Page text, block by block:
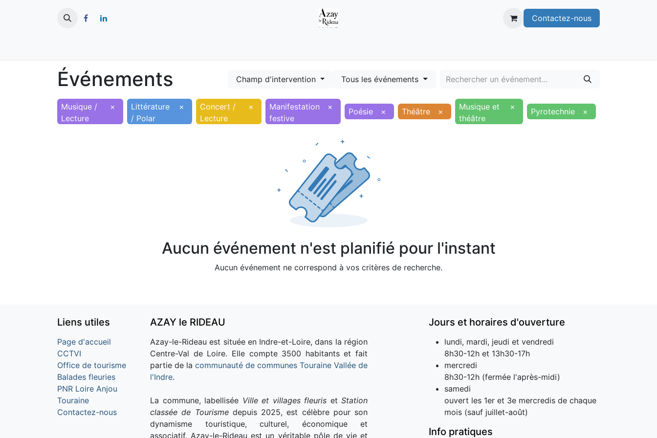
Contactez-nous
Événements Champ d'intervention Tous les événements
Musique /
Lecture
×
Littérature
/ Polar
×
Concert /
Lecture
×
Manifestation
festive
× Poésie × Théâtre ×
Musique et
théâtre
× Pyrotechnie ×
Aucun événement n'est planifié pour l'instant
Aucun événement ne correspond à vos critères de recherche.
Liens utiles
Page d'accueil
CCTVI
Office de tourisme
Balades fleuries
PNR Loire Anjou
Touraine
Contactez-nous
AZAY le RIDEAU
Azay-le-Rideau est située en Indre-et-Loire, dans la région
Centre-Val de Loire. Elle compte 3500 habitants et fait
partie de la communauté de communes Touraine Vallée de
l'Indre.
La commune, labellisée Ville et villages fleuris et Station
classée de Tourismedepuis 2025, est célèbre pour son
dynamisme touristique, culturel, économique et
associatif. Azay-le-Rideau est un véritable pôle de vie et
Jours et horaires d'ouverture
lundi, mardi, jeudi et vendredi
8h30-12h et 13h30-17h
mercredi
8h30-12h (fermée l'après-midi)
samedi
ouvert les 1er et 3e mercredis de chaque
mois (sauf juillet-août)
Info pratiques